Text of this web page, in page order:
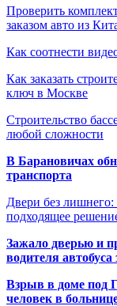
Проверить
заказом авто из
Как соотнести
Как заказать
ключ в Москве
Строительство
любой сложности
В Барановичах
транспорта
Двери без
подходящее
Зажало дверью и
водителя
Взрыв в доме под
человек в